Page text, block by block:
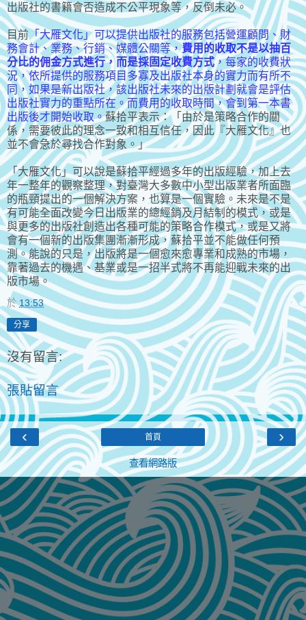
出版社的書籍會否造成不公平現象等，反倒未必。
目前 「大雁文化」可以提供出版社的服務包括營運顧問、財
務會計、業務、行銷、媒體公關等，費用的收取不是以抽百
分比的佣金方式進行，而是採固定收費方式，每家的收費狀
況，依所提供的服務項目多寡及出版社本身的實力而有所不
同，如果是新出版社，該出版社未來的出版計劃就會是評估
出版社實力的重點所在。而費用的收取時間，會到第一本書
出版後才開始收取。蘇拾平表示：「由於是策略合作的關
係，需要彼此的理念一致和相互信任，因此『大雁文化』也
並不會急於尋找合作對象。」
「大雁文化」可以說是蘇拾平經過多年的出版經驗，加上去
年一整年的觀察整理，對臺灣大多數中小型出版業者所面臨
的瓶頸提出的一個解決方案，也算是一個實驗。未來是不是
有可能全面改變今日出版業的總經銷及月結制的模式，或是
與更多的出版社創造出各種可能的策略合作模式，或是又將
會有一個新的出版集團漸漸形成，蘇拾平並不能做任何預
測。能說的只是，出版將是一個愈來愈專業和成熟的市場，
靠著過去的機遇、基業或是一招半式將不再能迎戰未來的出
版市場。
於13:53
分享
沒有留言:
張貼留言
‹ ›
首頁
查看網路版